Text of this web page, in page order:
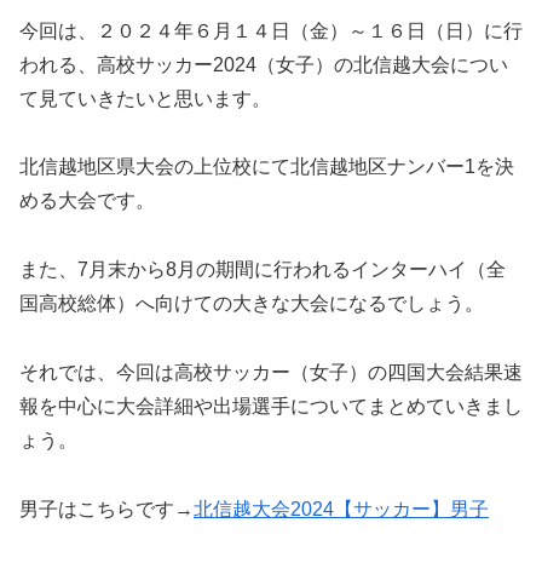
今回は、２０２４年６月１４日（金）～１６日（日）に行
われる、高校サッカー2024（女子）の北信越大会につい
て見ていきたいと思います。
北信越地区県大会の上位校にて北信越地区ナンバー1を決
める大会です。
また、7月末から8月の期間に行われるインターハイ（全
国高校総体）へ向けての大きな大会になるでしょう。
それでは、今回は高校サッカー（女子）の四国大会結果速
報を中心に大会詳細や出場選手についてまとめていきまし
ょう。
男子はこちらです→北信越大会2024【サッカー】男子